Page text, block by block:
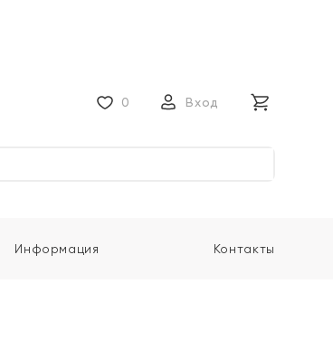
0 Вход
Информация Контакты